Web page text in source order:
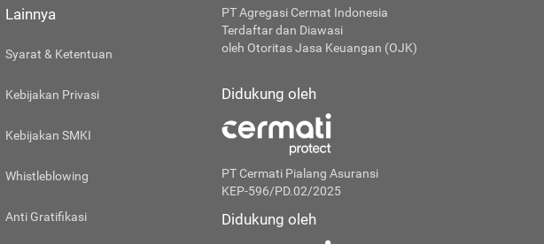
Lainnya
Syarat & Ketentuan
Kebijakan Privasi
Kebijakan SMKI
Whistleblowing
Anti Gratifikasi
PT Agregasi Cermat Indonesia
Terdaftar dan Diawasi
oleh Otoritas Jasa Keuangan (OJK)
Didukung oleh
PT Cermati Pialang Asuransi
KEP-596/PD.02/2025
Didukung oleh